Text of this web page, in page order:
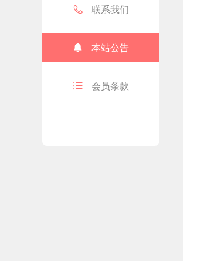
 联系我们
 本站公告
 会员条款